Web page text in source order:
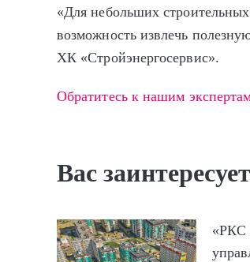
«Для небольших
возможность извлечь
ХК «Стройэнергосервис».
Обратитесь к нашим
Вас заинтересует
«РКС